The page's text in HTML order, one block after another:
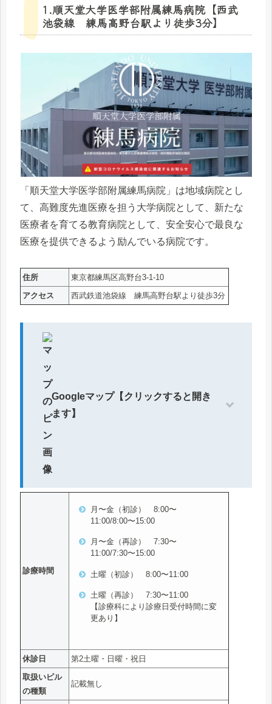
1.順天堂大学医学部附属練馬病院【西武
池袋線 練馬高野台駅より徒歩3分】
「順天堂大学医学部附属練馬病院」は地域病院とし
て、高難度先進医療を担う大学病院として、新たな
医療者を育てる教育病院として、安全安心で最良な
医療を提供できるよう励んでいる病院です。
住所
東京都練馬区高野台3-1-10
アクセス
西武鉄道池袋線 練馬高野台駅より徒歩3分
Googleマップ【クリックすると開き
ます】
診療時間
月〜金（初診） 8:00〜
11:00/8:00〜15:00
月〜金（再診） 7:30〜
11:00/7:30〜15:00
土曜（初診） 8:00〜11:00
土曜（再診） 7:30〜11:00
【診療科により診療日受付時間に変
更あり】
休診日
第2土曜・日曜・祝日
取扱いピル
の種類
記載無し